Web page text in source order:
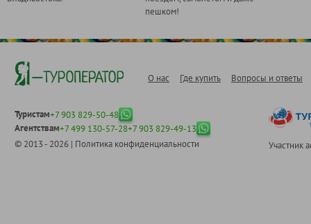
пешком!
О нас Где купить Вопросы и ответы
Туристам+7 903 829-50-48
Агентствам+7 499 130-57-28+7 903 829-49-13
© 2013 - 2026 | Политика конфиденциальности Участник